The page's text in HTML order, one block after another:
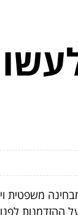
משפטית
לפנות